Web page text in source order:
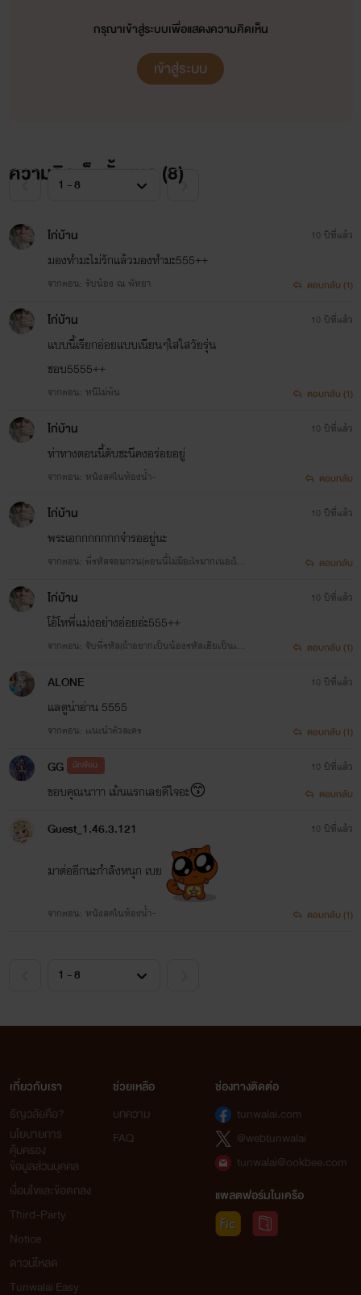
กรุณาเข้าสู่ระบบเพื่อแสดงความคิดเห็น
เข้าสู่ระบบ
ความคิดเห็นทั้งหมด (8)
ไก่บ้าน
มองทำมะไม่รักแล้วมองทำมะ555++
จากตอน: รับน้อง ณ พัทยา
10 ปีที่แล้ว
ตอบกลับ (1)
ไก่บ้าน
แบบนี้เรียกอ่อยแบบเนียนๆใสใสวัยรุ่น
ชอบ5555++
จากตอน: หนีไม่พ้น
10 ปีที่แล้ว
ตอบกลับ (1)
ไก่บ้าน
ท่าทางตอนนี้ตับชะนีคงอร่อยอยู่
จากตอน: หนังสดในห้องน้ำ~
10 ปีที่แล้ว
ตอบกลับ
ไก่บ้าน
พระเอกกกกกกกจ๋ารออยู่นะ
จากตอน: พี่รหัสจอมกวน(ตอนนี้ไม่มีอะไรมากเนอะใกล้
10 ปีที่แล้ว
ตอบกลับ
ไก่บ้าน
โอ้โหพี่แม่งอย่างอ่อยอ่ะ555++
จากตอน: จับพี่รหัส(ถ้าอยากเป็นน้องรหัสเฮียเป็นเมีย
10 ปีที่แล้ว
ตอบกลับ (1)
ALONE
เเลดูน่าอ่าน 5555
จากตอน: เเนะนำตัวละคร
10 ปีที่แล้ว
ตอบกลับ (1)
GG นักเขียน
ขอบคุณนาาา เม้นเเรกเลยดีใจอะ😙
10 ปีที่แล้ว
ตอบกลับ
Guest_1.46.3.121
มาต่ออีกนะกำลัังหนุก เบย
จากตอน: หนังสดในห้องน้ำ~
10 ปีที่แล้ว
ตอบกลับ (1)
เกี่ยวกับเรา
ธัญวลัยคือ?
นโยบายการ
คุ้มครอง
ข้อมูลส่วนบุคคล
เงื่อนไขและข้อตกลง
Third-Party
Notice
ดาวน์โหลด
Tunwalai Easy
ช่วยเหลือ
บทความ
FAQ
ช่องทางติดต่อ
tunwalai.com
@webtunwalai
tunwalai@ookbee.com
แพลตฟอร์มในเครือ